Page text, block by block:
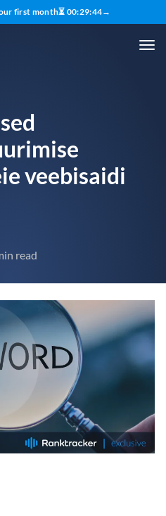
first month⏳ 00:29:43→
veebisaidi
read